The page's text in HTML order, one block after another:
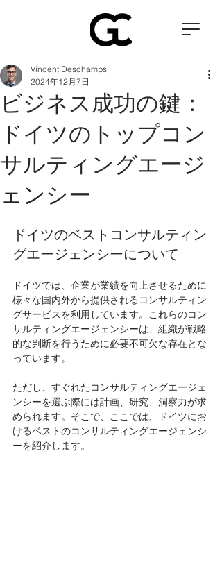
ビジネス成功の鍵：
ドイツのトップコン
サルティングエージ
ェンシー
Vincent Deschamps
2024年12月7日
ドイツのベストコンサルティン
グエージェンシーについて
ドイツでは、企業が業績を向上させるために
様々な国内外から提供されるコンサルティン
グサービスを利用しています。これらのコン
サルティングエージェンシーは、組織が戦略
的な判断を行うために必要不可欠な存在とな
っています。
ただし、すぐれたコンサルティングエージェ
ンシーを選ぶ際には計画、研究、洞察力が求
められます。そこで、ここでは、ドイツにお
けるベストのコンサルティングエージェンシ
ーを紹介します。